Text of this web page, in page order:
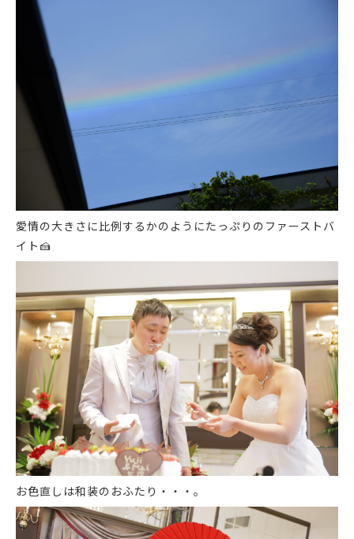
愛情の大きさに比例するかのようにたっぷりのファーストバ
イト🍰
お色直しは和装のおふたり・・・。